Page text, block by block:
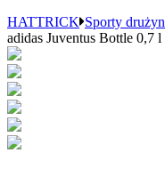
HATTRICK Sporty
adidas Juventus Bottle 0,7